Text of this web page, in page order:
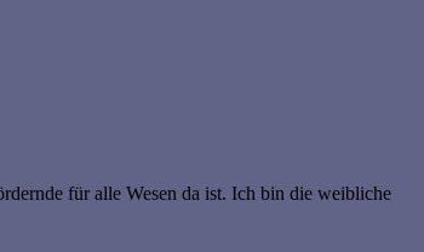
für alle Wesen da ist. Ich bin die weibliche